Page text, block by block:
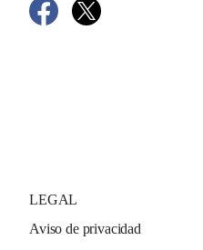
LEGAL
Aviso de privacidad